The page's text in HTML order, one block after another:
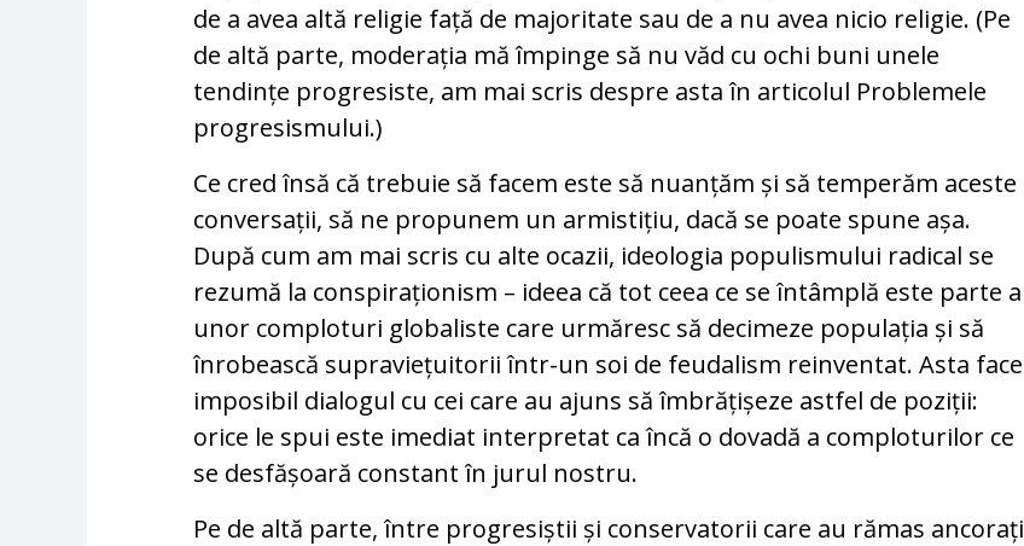
de a avea altă religie față de majoritate sau de a nu avea nicio religie. (Pe
de altă parte, moderația mă împinge să nu văd cu ochi buni unele
tendințe progresiste, am mai scris despre asta în articolul Problemele
progresismului.)
Ce cred însă că trebuie să facem este să nuanțăm și să temperăm aceste
conversații, să ne propunem un armistițiu, dacă se poate spune așa.
După cum am mai scris cu alte ocazii, ideologia populismului radical se
rezumă la conspiraționism – ideea că tot ceea ce se întâmplă este parte a
unor comploturi globaliste care urmăresc să decimeze populația și să
înrobească supraviețuitorii într-un soi de feudalism reinventat. Asta face
imposibil dialogul cu cei care au ajuns să îmbrățișeze astfel de poziții:
orice le spui este imediat interpretat ca încă o dovadă a comploturilor ce
se desfășoară constant în jurul nostru.
Pe de altă parte, între progresiștii și conservatorii care au rămas ancorați